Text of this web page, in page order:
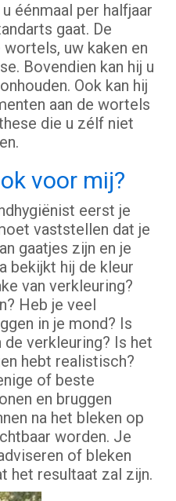
éénmaal per halfjaar
gaat. De
uw kaken en
Bovendien kan hij u
Ook kan hij
aan de wortels
die u zélf niet
voor mij?
eerst je
vaststellen dat je
gaatjes zijn en je
bekijkt hij de kleur
van verkleuring?
Heb je veel
in je mond? Is
de verkleuring? Is het
hebt realistisch?
of beste
en bruggen
na het bleken op
worden. Je
of bleken
het resultaat zal zijn.